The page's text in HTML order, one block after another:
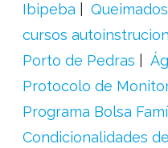
Ibipeba
Queimados
cursos
Porto de Pedras
Protocolo de
Programa Bolsa
Condicionalidades